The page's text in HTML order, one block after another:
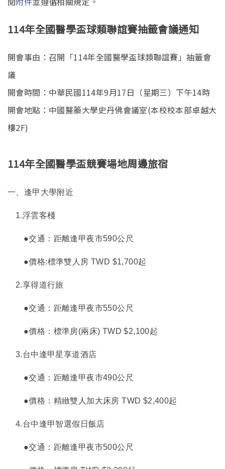
114年全國醫學盃球類聯誼賽抽籤會議通知
開會事由：召開「114年全國醫學盃球類聯誼賽」抽籤會
議
開會時間：中華民國114年9月17日（星期三）下午14時
開會地點：中國醫藥大學史丹佛會議室(本校校本部卓越大
樓2F)
114年全國醫學盃競賽場地周邊旅宿
一、逢甲大學附近
1.浮雲客棧
●交通：距離逢甲夜市590公尺
●價格:標準雙人房 TWD $1,700起
2.享得道行旅
●交通：距離逢甲夜市550公尺
●價格：標準房(兩床) TWD $2,100起
3.台中逢甲星享道酒店
●交通：距離逢甲夜市490公尺
●價格：精緻雙人加大床房 TWD $2,400起
4.台中逢甲智選假日飯店
●交通：距離逢甲夜市500公尺